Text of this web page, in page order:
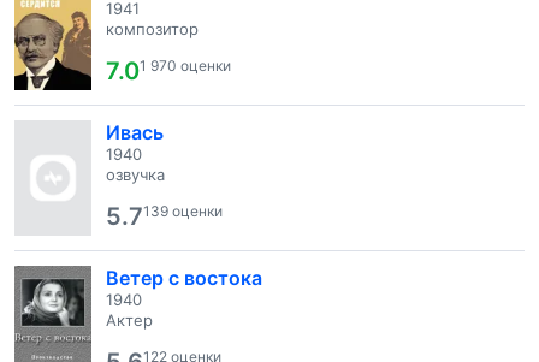
1941
композитор
7.01 970 оценки
Ивась
1940
озвучка
5.7139 оценки
Ветер с востока
1940
Актер
122 оценки